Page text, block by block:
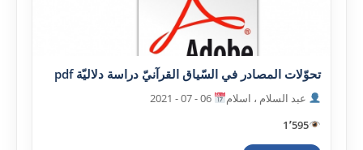
تحوّلات المصادر في السّياق القرآنيّ دراسة دلاليّة pdf
عبد السلام ، اسلام
1٬595